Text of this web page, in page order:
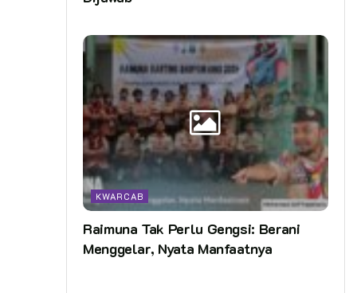
KWARCAB
Raimuna Tak Perlu Gengsi: Berani
Menggelar, Nyata Manfaatnya